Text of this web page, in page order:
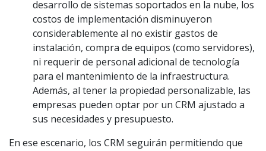
desarrollo de sistemas soportados en la nube, los
costos de implementación disminuyeron
considerablemente al no existir gastos de
instalación, compra de equipos (como servidores),
ni requerir de personal adicional de tecnología
para el mantenimiento de la infraestructura.
Además, al tener la propiedad personalizable, las
empresas pueden optar por un CRM ajustado a
sus necesidades y presupuesto.
En ese escenario, los CRM seguirán permitiendo que